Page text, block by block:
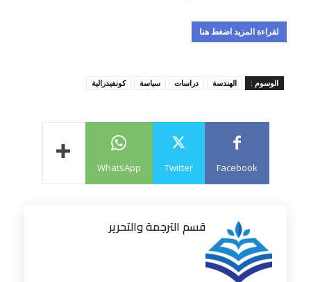
لقراءة المزيد اضغط هنا
الوسوم : الهندسة دراسات سياسة كونفيدرالية
Facebook
Twitter
WhatsApp
قسم الترجمة والتحرير